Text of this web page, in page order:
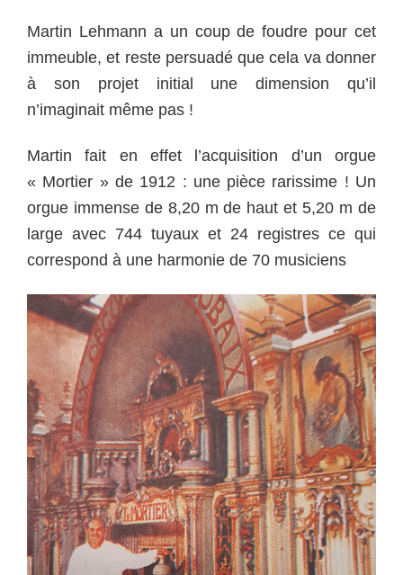
Martin Lehmann a un coup de foudre pour cet
immeuble, et reste persuadé que cela va donner
à son projet initial une dimension qu’il
n’imaginait même pas !
Martin fait en effet l’acquisition d’un orgue
« Mortier » de 1912 : une pièce rarissime ! Un
orgue immense de 8,20 m de haut et 5,20 m de
large avec 744 tuyaux et 24 registres ce qui
correspond à une harmonie de 70 musiciens